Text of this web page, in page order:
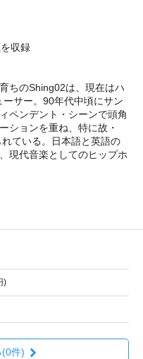
収録
ちのShing02は、現在はハ
サー。90年代中頃にサン
ペンデント・シーンで頭角
ションを重ね、特に故・
ている。日本語と英語の
現代音楽としてのヒップホ
)
(0件)